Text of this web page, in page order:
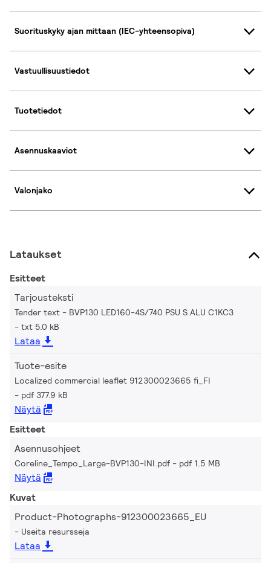
Suorituskyky ajan mittaan (IEC-yhteensopiva)
Vastuullisuustiedot
Tuotetiedot
Asennuskaaviot
Valonjako
Lataukset
Esitteet
Tarjousteksti
Tender text - BVP130 LED160-4S/740 PSU S ALU C1KC3
txt 5.0 kB
Lataa
Tuote-esite
Localized commercial leaflet 912300023665 fi_FI
pdf 377.9 kB
Näytä
Esitteet
Asennusohjeet
Coreline_Tempo_Large-BVP130-INI.pdf pdf 1.5 MB
Näytä
Kuvat
Product-Photographs-912300023665_EU
Useita resursseja
Lataa